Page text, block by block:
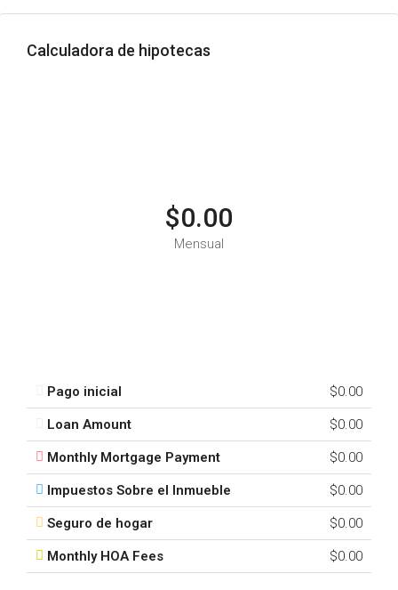
Calculadora de hipotecas
$0.00
Mensual
Pago inicial $0.00
Loan Amount $0.00
Monthly Mortgage Payment $0.00
Impuestos Sobre el Inmueble $0.00
Seguro de hogar $0.00
Monthly HOA Fees $0.00